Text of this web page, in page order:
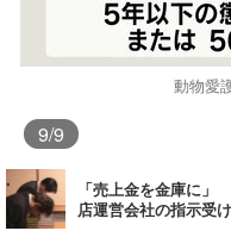
動物愛
9/9
「売上金を金庫に
店運営会社の指示受